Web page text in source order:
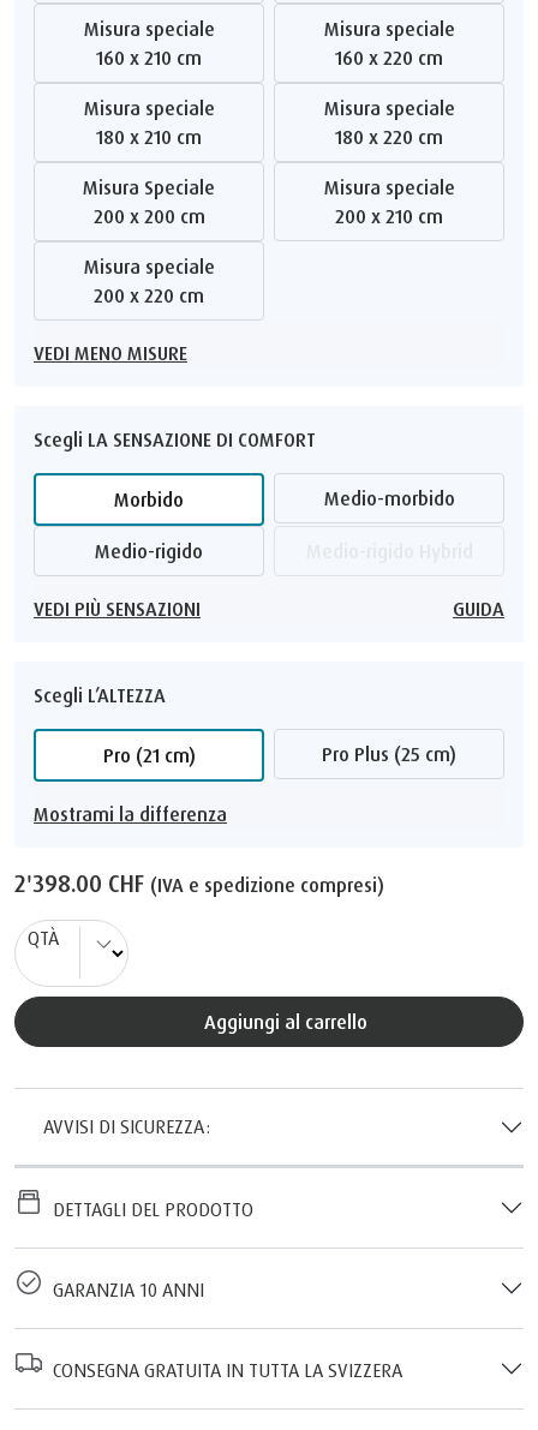
Misura speciale
160 x 210 cm
Misura speciale
160 x 220 cm
Misura speciale
180 x 210 cm
Misura speciale
180 x 220 cm
Misura Speciale
200 x 200 cm
Misura speciale
200 x 210 cm
Misura speciale
200 x 220 cm
VEDI MENO MISURE
Scegli LA SENSAZIONE DI COMFORT
Morbido Medio-morbido
Medio-rigido
VEDI PIÙ SENSAZIONI GUIDA
Scegli L’ALTEZZA
Pro (21 cm) Pro Plus (25 cm)
Mostrami la differenza
2'398.00 CHF (IVA e spedizione compresi)
QTÀ
Aggiungi al carrello
AVVISI DI SICUREZZA:
DETTAGLI DEL PRODOTTO
GARANZIA 10 ANNI
CONSEGNA GRATUITA IN TUTTA LA SVIZZERA